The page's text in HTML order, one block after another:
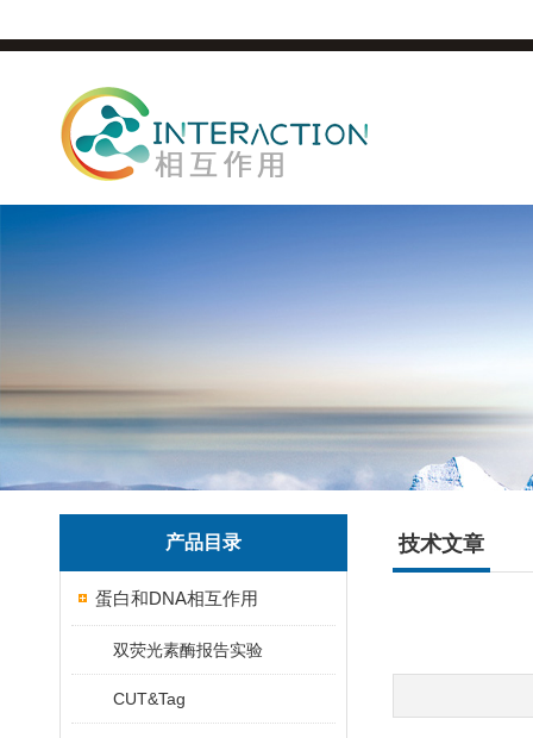
产品目录
蛋白和DNA相互作用
双荧光素酶报告实验
CUT&Tag
技术文章